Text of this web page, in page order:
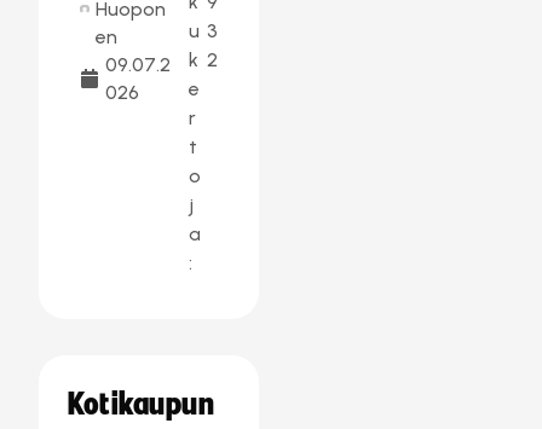
Huopon
en
09.07.2
026
u
k
e
r
t
o
j
a
:
3
2
Kotikaupun